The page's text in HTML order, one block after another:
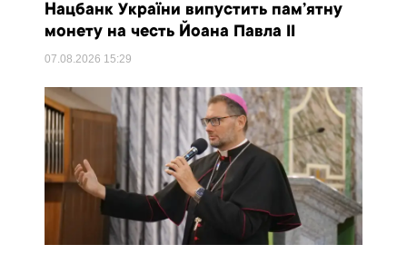
Нацбанк України випустить пам’ятну
монету на честь Йоана Павла II
07.08.2026 15:29